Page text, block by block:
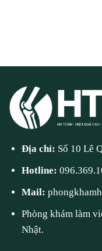
Địa chỉ: Số 10 Lê
Hotline:
Mail:
Phòng khám làm
Nhật.